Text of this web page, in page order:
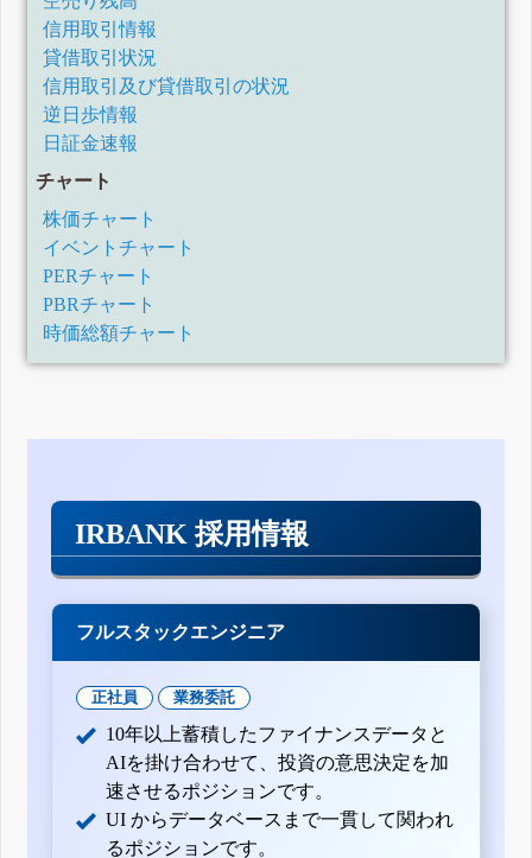
信用取引情報
貸借取引状況
信用取引及び貸借取引の状況
逆日歩情報
日証金速報
チャート
株価チャート
イベントチャート
PERチャート
PBRチャート
時価総額チャート
IRBANK 採用情報
フルスタックエンジニア
正社員 業務委託
10年以上蓄積したファイナンスデータと
AIを掛け合わせて、投資の意思決定を加
速させるポジションです。
UI からデータベースまで一貫して関われ
るポジションです。